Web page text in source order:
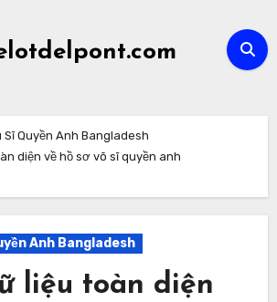
Sĩ Quyền Anh Bangladesh
diện về hồ sơ võ sĩ quyền anh
Anh Bangladesh
liệu toàn diện